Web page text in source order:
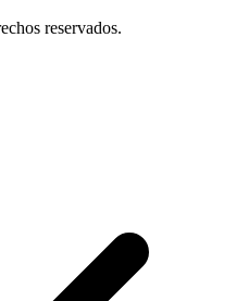
reservados.